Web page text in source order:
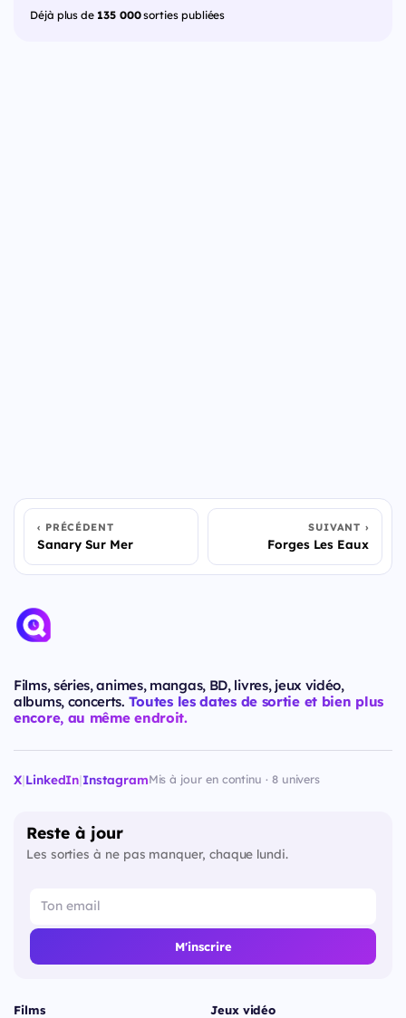
Déjà plus de 135 000sorties publiées
PRÉCÉDENT
Sanary Sur Mer
SUIVANT
Forges Les Eaux
Films, séries, animes, mangas, BD, livres, jeux vidéo,
albums, concerts. Toutes les dates de sortie et bien plus
encore, au même endroit.
X|LinkedIn|InstagramMis à jour en continu · 8 univers
Reste à jour
Les sorties à ne pas manquer, chaque lundi.
M'inscrire
Films Jeux vidéo